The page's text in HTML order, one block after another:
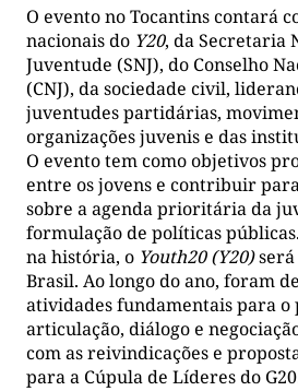
O evento no Tocantins contará
nacionais do Y20, da Secretaria
Juventude (SNJ), do Conselho
(CNJ), da sociedade civil,
juventudes partidárias,
organizações juvenis e das
O evento tem como objetivos
entre os jovens e contribuir para
sobre a agenda prioritária da
formulação de políticas
na história, o Youth20 (Y20)será
Brasil. Ao longo do ano, foram
atividades fundamentais para o
articulação, diálogo e
com as reivindicações e
para a Cúpula de Líderes do